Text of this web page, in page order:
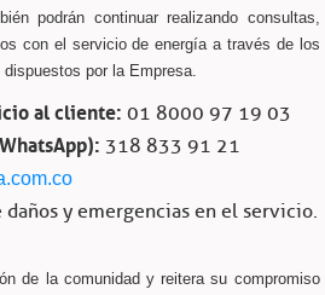
podrán continuar realizando consultas,
con el servicio de energía a través de los
por la Empresa.
al cliente: 01 8000 97 19 03
318 833 91 21
daños y emergencias en el servicio.
de la comunidad y reitera su compromiso